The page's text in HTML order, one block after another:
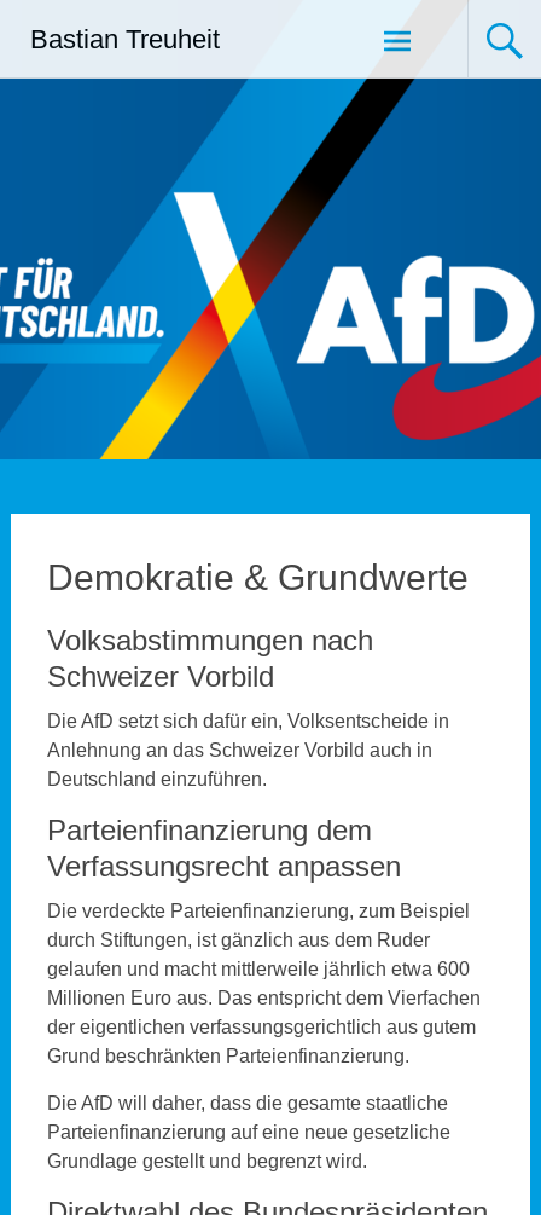
InhaltBastian Treuheit
Demokratie & Grundwerte
Volksabstimmungen nach
Schweizer Vorbild
Die AfD setzt sich dafür ein, Volksentscheide in
Anlehnung an das Schweizer Vorbild auch in
Deutschland einzuführen.
Parteienfinanzierung dem
Verfassungsrecht anpassen
Die verdeckte Parteienfinanzierung, zum Beispiel
durch Stiftungen, ist gänzlich aus dem Ruder
gelaufen und macht mittlerweile jährlich etwa 600
Millionen Euro aus. Das entspricht dem Vierfachen
der eigentlichen verfassungsgerichtlich aus gutem
Grund beschränkten Parteienfinanzierung.
Die AfD will daher, dass die gesamte staatliche
Parteienfinanzierung auf eine neue gesetzliche
Grundlage gestellt und begrenzt wird.